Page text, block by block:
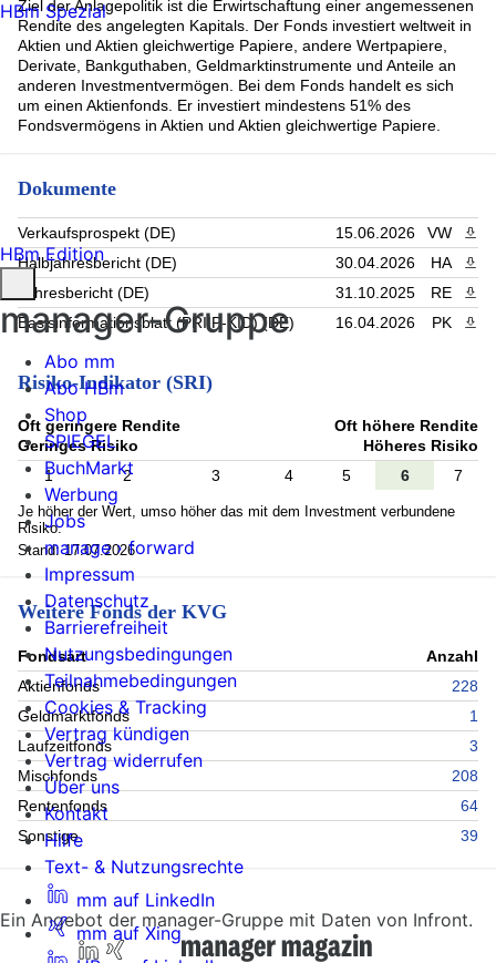
Ziel der Anlagepolitik ist die Erwirtschaftung einer angemessenen
Rendite des angelegten Kapitals. Der Fonds investiert weltweit in
Aktien und Aktien gleichwertige Papiere, andere Wertpapiere,
Derivate, Bankguthaben, Geldmarktinstrumente und Anteile an
anderen Investmentvermögen. Bei dem Fonds handelt es sich
um einen Aktienfonds. Er investiert mindestens 51% des
Fondsvermögens in Aktien und Aktien gleichwertige Papiere.
Dokumente
Verkaufsprospekt (DE) 15.06.2026 VW
Halbjahresbericht (DE)
30.04.2026 HA
Jahresbericht (DE)
31.10.2025 RE
Basisinformationsblatt (PRIIP-KID) (DE)
16.04.2026 PK
Risiko-Indikator (SRI)
Oft geringere Rendite
Geringes Risiko
Oft höhere Rendite
Höheres Risiko
1
2 3 4 5 6 7
Je höher der Wert, umso höher das mit dem Investment verbundene
Risiko.
Stand: 17.07.2026
Weitere Fonds der KVG
Fondsart
Anzahl
Aktienfonds
228
Geldmarktfonds
1
Laufzeitfonds
3
Mischfonds
208
Rentenfonds
64
Sonstige
39
Ein Angebot der manager-Gruppe mit Daten von Infront.
HBm Spezial
HBm Edition
manager-Gruppe
Abo mm
Abo HBm
Shop
SPIEGEL
BuchMarkt
Werbung
Jobs
manage › forward
Impressum
Datenschutz
Barrierefreiheit
Nutzungsbedingungen
Teilnahmebedingungen
Cookies & Tracking
Vertrag kündigen
Vertrag widerrufen
Über uns
Kontakt
Hilfe
Text- & Nutzungsrechte
mm auf LinkedIn
mm auf Xing